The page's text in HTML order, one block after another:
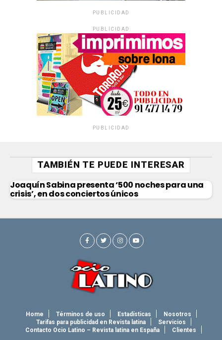
PUBLICIDAD
PUBLICIDAD
PUBLICIDAD
TAMBIÉN TE PUEDE INTERESAR
Joaquín Sabina presenta ‘500 noches para una
crisis’, en dos conciertos únicos
Home Términos de uso Estadísticas
Nosotros
Tarifas para publicidad en Revista latina
Servicios
Contacto Ocio Latino – Revista latina en España
Clientes